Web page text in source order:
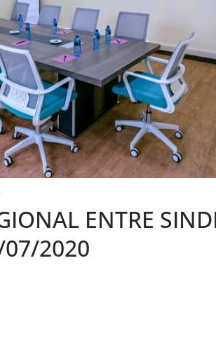
ENTRE
07/2020